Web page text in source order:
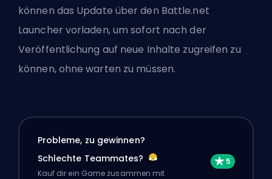
können das Update über den Battle.net
Launcher vorladen, um sofort nach der
Veröffentlichung auf neue Inhalte zugreifen zu
können, ohne warten zu müssen.
Probleme, zu gewinnen?
Schlechte Teammates?
Kauf dir ein Game zusammen mit